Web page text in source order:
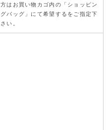
方はお買い物カゴ内の「ショッピン
グバッグ」にて希望するをご指定下
さい。